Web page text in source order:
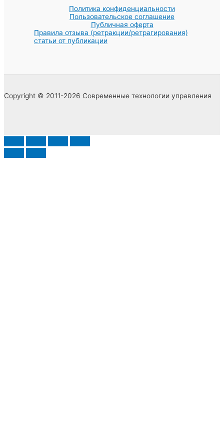
Политика конфиденциальности
Пользовательское соглашение
Публичная оферта
Правила отзыва (ретракции/ретрагирования)
статьи от публикации
Copyright © 2011-2026 Современные технологии управления